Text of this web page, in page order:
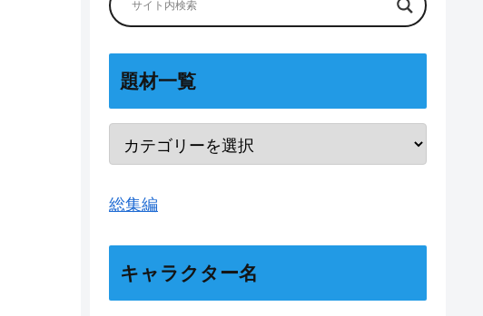
題材一覧
総集編
キャラクター名